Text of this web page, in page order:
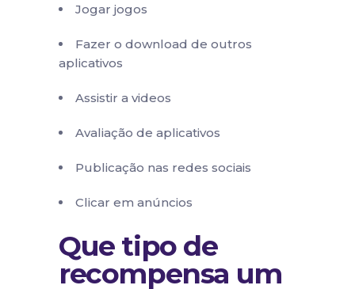
Jogar jogos
Fazer o download de outros
aplicativos
Assistir a videos
Avaliação de aplicativos
Publicação nas redes sociais
Clicar em anúncios
Que tipo de
recompensa um